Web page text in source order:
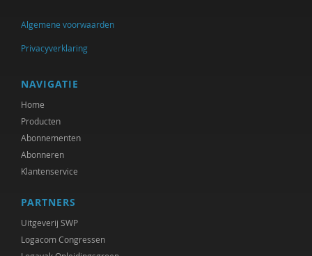
Willem den Hartog
Josje Dikkers
Joep Dohmen
Simone van Dongen
Iris Hartog
Algemene voorwaarden
Privacyverklaring
NAVIGATIE
Home
Producten
Abonnementen
Abonneren
Klantenservice
PARTNERS
Uitgeverij SWP
Logacom Congressen